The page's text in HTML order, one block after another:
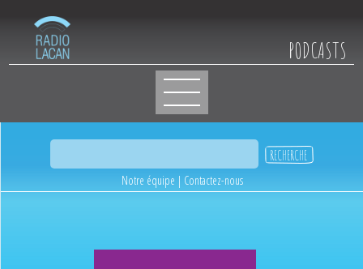
PODCASTS
Notre équipe | Contactez-nous